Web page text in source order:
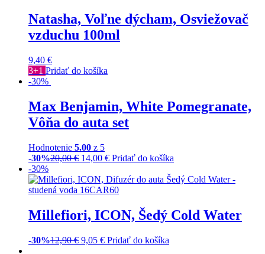
Natasha, Voľne dýcham, Osviežovač
vzduchu 100ml
9,40 €
3+1 Pridať do košíka
-30%
Max Benjamin, White Pomegranate,
Vôňa do auta set
Hodnotenie 5.00 z 5
-30%20,00€ 14,00 € Pridať do košíka
-30%
Millefiori, ICON, Šedý Cold Water
-30%12,90€ 9,05 € Pridať do košíka